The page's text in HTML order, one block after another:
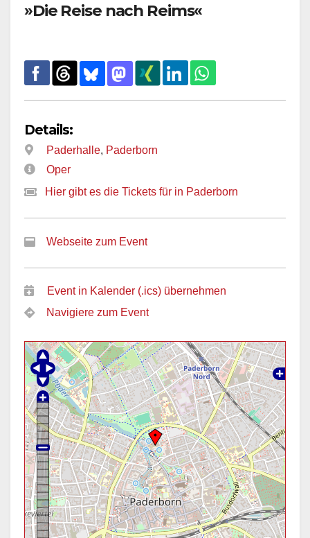
»Die Reise nach Reims«
Details:
Paderhalle, Paderborn
Oper
Hier gibt es die Tickets für in Paderborn
Webseite zum Event
Event in Kalender (.ics) übernehmen
Navigiere zum Event